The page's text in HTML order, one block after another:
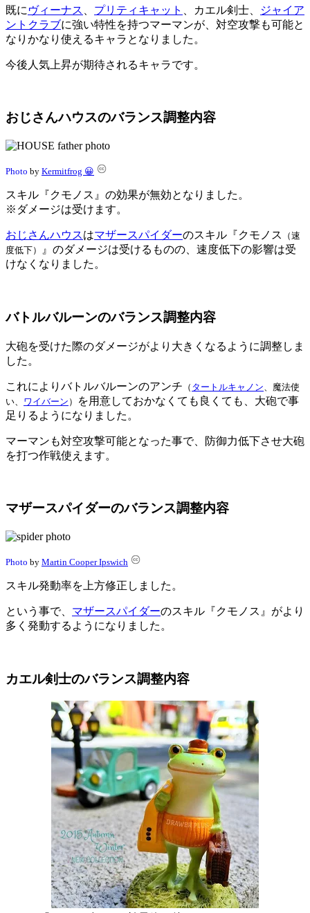
既に ヴィーナス プリティキャット 、カエル剣士、
ジャイア
ントクラブに強い特性を持つマーマンが、対空攻撃も可能と
なりかなり使えるキャラとなりました。
今後人気上昇が期待されるキャラです。
おじさんハウスのバランス調整内容
Photo by Kermitfrog 😀
スキル『クモノス』の効果が無効となりました。
※ダメージは受けます。
おじさんハウスはマザースパイダーのスキル『クモノス
（速
度低下）
』のダメージは受けるものの、速度低下の影響は受
けなくなりました。
バトルバルーンのバランス調整内容
大砲を受けた際のダメージがより大きくなるように調整しま
した。
これによりバトルバルーンのアンチ （ タートルキャノン 、魔法使
い、 ワイバーン ）
を用意しておかなくても良くても、大砲で事
足りるようになりました。
マーマンも対空攻撃可能となった事で、防御力低下させ大砲
を打つ作戦使えます。
マザースパイダーのバランス調整内容
Photo by Martin Cooper Ipswich
スキル発動率を上方修正しました。
という事で、 マザースパイダーのスキル『クモノス』がより
多く発動するようになりました。
カエル剣士のバランス調整内容